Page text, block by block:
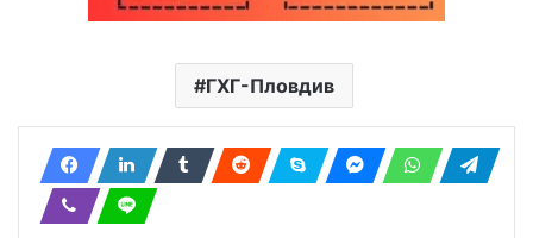
ГХГ-Пловдив